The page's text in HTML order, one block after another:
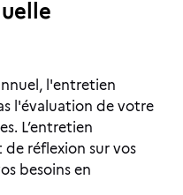
l'entretien
l'évaluation de votre
L’entretien
réflexion sur vos
besoins en